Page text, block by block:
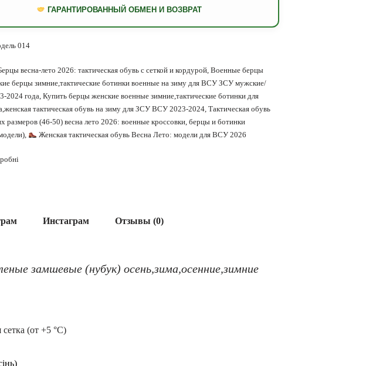
ГАРАНТИРОВАННЫЙ ОБМЕН И ВОЗВРАТ
014
весна-лето 2026: тактическая обувь с сеткой и кордурой,Военные берцы
берцы зимние,тактические ботинки военные на зиму для ВСУ ЗСУ мужские/
2024 года,Купить берцы женские военные зимние,тактические ботинки для
тактическая обувь на зиму для ЗСУ ВСУ 2023-2024,Тактическая обувь
(46-50) весна лето 2026: военные кроссовки, берцы и ботинки
, Женская тактическая обувь Весна Лето: модели для ВСУ 2026
Инстаграм Отзывы (0)
замшевые (нубук) осень,зима,осенние,зимние
(от +5 °C)